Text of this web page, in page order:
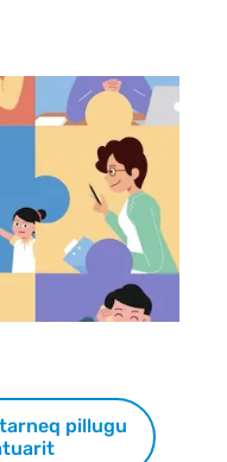
pillugu